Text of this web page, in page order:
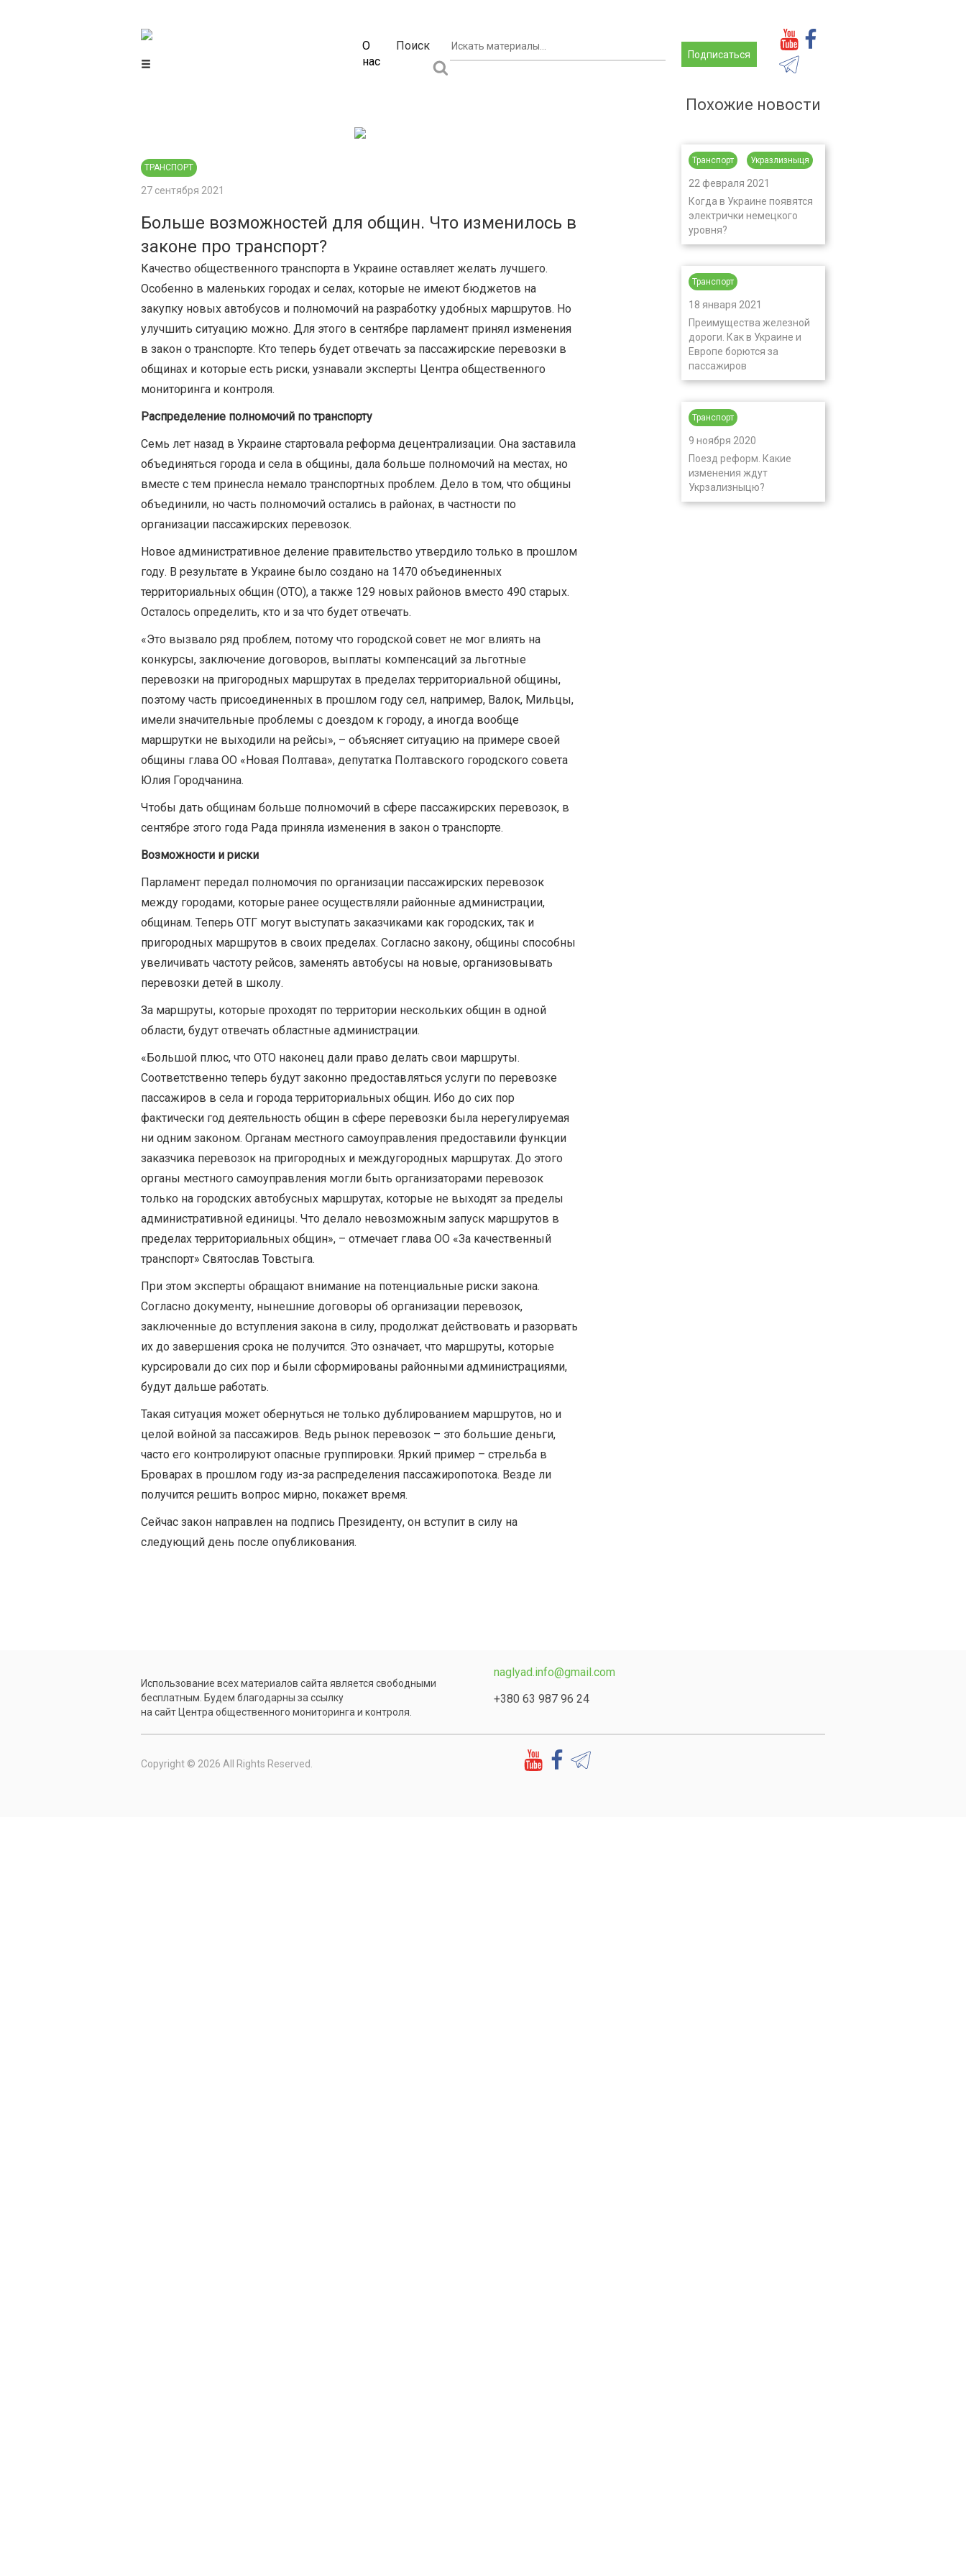
Центр гражданского мониторинга
О
нас
Поиск
Подписаться
ТРАНСПОРТ
27 сентября 2021
Больше возможностей для общин. Что изменилось в
законе про транспорт?
Качество общественного транспорта в Украине оставляет желать лучшего.
Особенно в маленьких городах и селах, которые не имеют бюджетов на
закупку новых автобусов и полномочий на разработку удобных маршрутов. Но
улучшить ситуацию можно. Для этого в сентябре парламент принял изменения
в закон о транспорте. Кто теперь будет отвечать за пассажирские перевозки в
общинах и которые есть риски, узнавали эксперты Центра общественного
мониторинга и контроля.
Распределение полномочий по транспорту
Семь лет назад в Украине стартовала реформа децентрализации. Она заставила
объединяться города и села в общины, дала больше полномочий на местах, но
вместе с тем принесла немало транспортных проблем. Дело в том, что общины
объединили, но часть полномочий остались в районах, в частности по
организации пассажирских перевозок.
Новое административное деление правительство утвердило только в прошлом
году. В результате в Украине было создано на 1470 объединенных
территориальных общин (ОТО), а также 129 новых районов вместо 490 старых.
Осталось определить, кто и за что будет отвечать.
«Это вызвало ряд проблем, потому что городской совет не мог влиять на
конкурсы, заключение договоров, выплаты компенсаций за льготные
перевозки на пригородных маршрутах в пределах территориальной общины,
поэтому часть присоединенных в прошлом году сел, например, Валок, Мильцы,
имели значительные проблемы с доездом к городу, а иногда вообще
маршрутки не выходили на рейсы», – объясняет ситуацию на примере своей
общины глава ОО «Новая Полтава», депутатка Полтавского городского совета
Юлия Городчанина.
Чтобы дать общинам больше полномочий в сфере пассажирских перевозок, в
сентябре этого года Рада приняла изменения в закон о транспорте.
Возможности и риски
Парламент передал полномочия по организации пассажирских перевозок
между городами, которые ранее осуществляли районные администрации,
общинам. Теперь ОТГ могут выступать заказчиками как городских, так и
пригородных маршрутов в своих пределах. Согласно закону, общины способны
увеличивать частоту рейсов, заменять автобусы на новые, организовывать
перевозки детей в школу.
За маршруты, которые проходят по территории нескольких общин в одной
области, будут отвечать областные администрации.
«Большой плюс, что ОТО наконец дали право делать свои маршруты.
Соответственно теперь будут законно предоставляться услуги по перевозке
пассажиров в села и города территориальных общин. Ибо до сих пор
фактически год деятельность общин в сфере перевозки была нерегулируемая
ни одним законом. Органам местного самоуправления предоставили функции
заказчика перевозок на пригородных и междугородных маршрутах. До этого
органы местного самоуправления могли быть организаторами перевозок
только на городских автобусных маршрутах, которые не выходят за пределы
административной единицы. Что делало невозможным запуск маршрутов в
пределах территориальных общин», – отмечает глава ОО «За качественный
транспорт» Святослав Товстыга.
При этом эксперты обращают внимание на потенциальные риски закона.
Согласно документу, нынешние договоры об организации перевозок,
заключенные до вступления закона в силу, продолжат действовать и разорвать
их до завершения срока не получится. Это означает, что маршруты, которые
курсировали до сих пор и были сформированы районными администрациями,
будут дальше работать.
Такая ситуация может обернуться не только дублированием маршрутов, но и
целой войной за пассажиров. Ведь рынок перевозок – это большие деньги,
часто его контролируют опасные группировки. Яркий пример – стрельба в
Броварах в прошлом году из-за распределения пассажиропотока. Везде ли
получится решить вопрос мирно, покажет время.
Сейчас закон направлен на подпись Президенту, он вступит в силу на
следующий день после опубликования.
Похожие новости
Транспорт Укразлизныця
22 февраля 2021
Когда в Украине появятся
электрички немецкого
уровня?
Транспорт
18 января 2021
Преимущества железной
дороги. Как в Украине и
Европе борются за
пассажиров
Транспорт
9 ноября 2020
Поезд реформ. Какие
изменения ждут
Укрзализныцю?
Использование всех материалов сайта является свободными
бесплатным. Будем благодарны за ссылку
на сайт Центра общественного мониторинга и контроля.
naglyad.info@gmail.com
+380 63 987 96 24
Copyright © 2026 All Rights Reserved.